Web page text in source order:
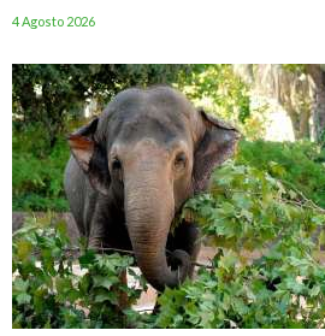
4 Agosto 2026